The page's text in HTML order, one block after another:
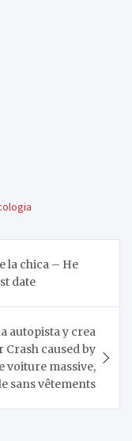
la chica – He
date
autopista y crea
Crash caused by
voiture massive,
sans vêtements